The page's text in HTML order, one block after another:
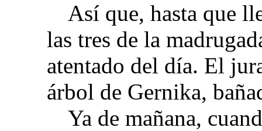
Así que, hasta que
las tres de la
atentado del día. El
árbol de Gernika,
Ya de mañana,